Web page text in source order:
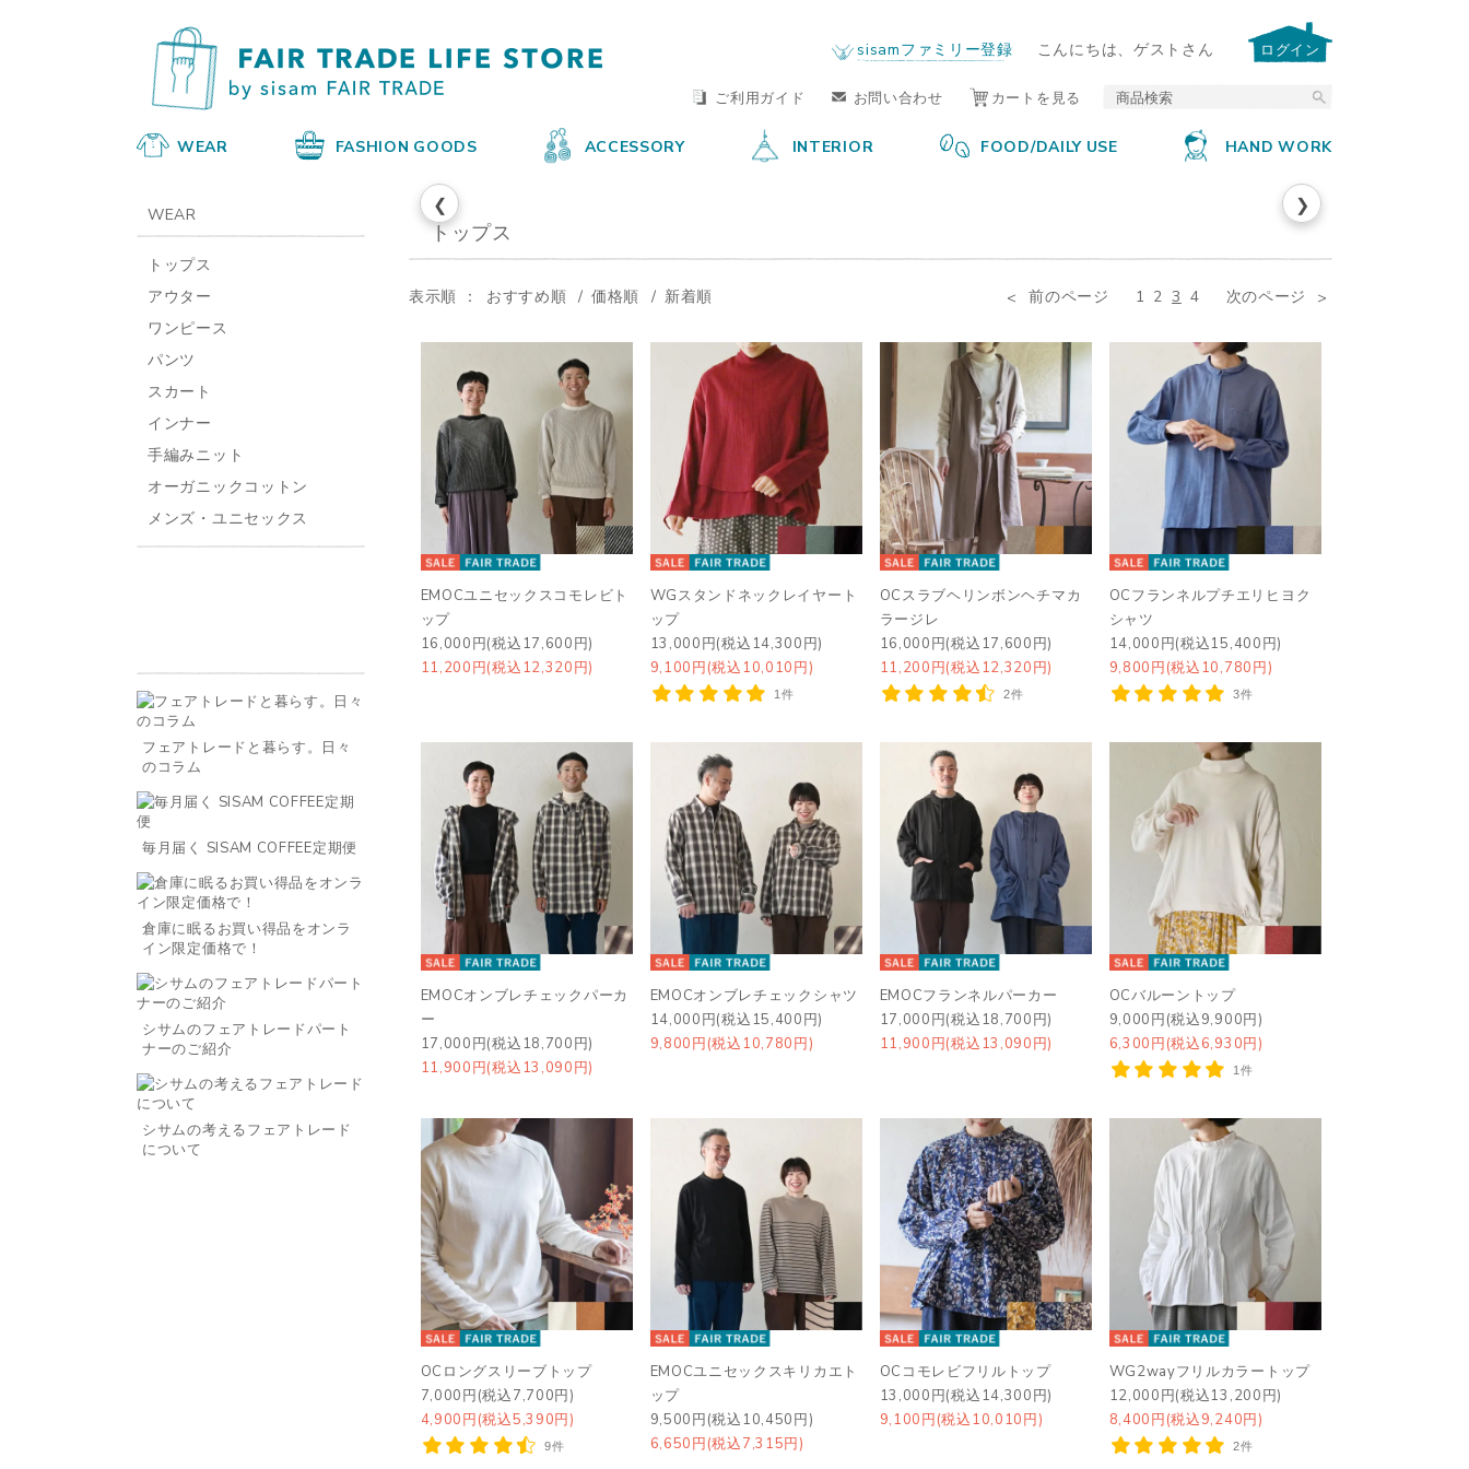
by sisam FAIR TRADE
sisamファミリー登録 こんにちは、ゲストさん ログイン
ご利用ガイド お問い合わせ カートを見る
WEAR FASHION GOODS ACCESSORY INTERIOR FOOD/DAILY USE HAND WORK
❮ ❯
トップス
表示順 おすすめ順 価格順 新着順 前のページ 1 2 3 4 次のページ
EMOCユニセックスコモレビト
ップ
16,000円(税込17,600円)
11,200円(税込12,320円)
WGスタンドネックレイヤート
ップ
13,000円(税込14,300円)
9,100円(税込10,010円)
1件
OCスラブヘリンボンヘチマカ
ラージレ
16,000円(税込17,600円)
11,200円(税込12,320円)
2件
OCフランネルプチエリヒヨク
シャツ
14,000円(税込15,400円)
9,800円(税込10,780円)
3件
EMOCオンブレチェックパーカ
ー
17,000円(税込18,700円)
11,900円(税込13,090円)
EMOCオンブレチェックシャツ
14,000円(税込15,400円)
9,800円(税込10,780円)
EMOCフランネルパーカー
17,000円(税込18,700円)
11,900円(税込13,090円)
OCバルーントップ
9,000円(税込9,900円)
6,300円(税込6,930円)
1件
OCロングスリーブトップ
7,000円(税込7,700円)
4,900円(税込5,390円)
9件
EMOCユニセックスキリカエト
ップ
9,500円(税込10,450円)
6,650円(税込7,315円)
OCコモレビフリルトップ
13,000円(税込14,300円)
9,100円(税込10,010円)
WG2wayフリルカラートップ
12,000円(税込13,200円)
8,400円(税込9,240円)
2件
WEAR
トップス
アウター
ワンピース
パンツ
スカート
インナー
手編みニット
オーガニックコットン
メンズ・ユニセックス
フェアトレードと暮らす。日々
のコラム
毎月届く SISAM COFFEE定期便
倉庫に眠るお買い得品をオンラ
イン限定価格で！
シサムのフェアトレードパート
ナーのご紹介
シサムの考えるフェアトレード
について